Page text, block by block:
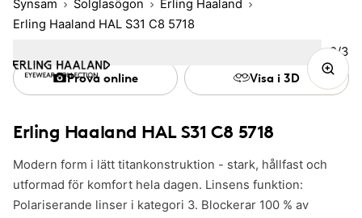
Synsam Solglasögon
Erling Haaland
Erling Haaland HAL S31 C8 5718
Erling Haaland HAL S31 C8 5718
Modern form i lätt titankonstruktion - stark, hållfast och
utformad för komfort hela dagen. Linsens funktion:
Polariserande linser i kategori 3. Blockerar 100 % av
Prova online Visa i 3D
Bild
2/3
Image1 3